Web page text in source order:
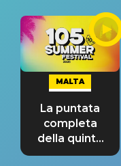
MALTA
La puntata
completa
della quinta
tappa